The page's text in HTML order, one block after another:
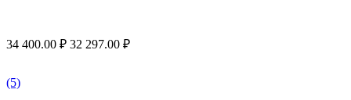
34 400.00 ₽ 32 297.00 ₽
(5)